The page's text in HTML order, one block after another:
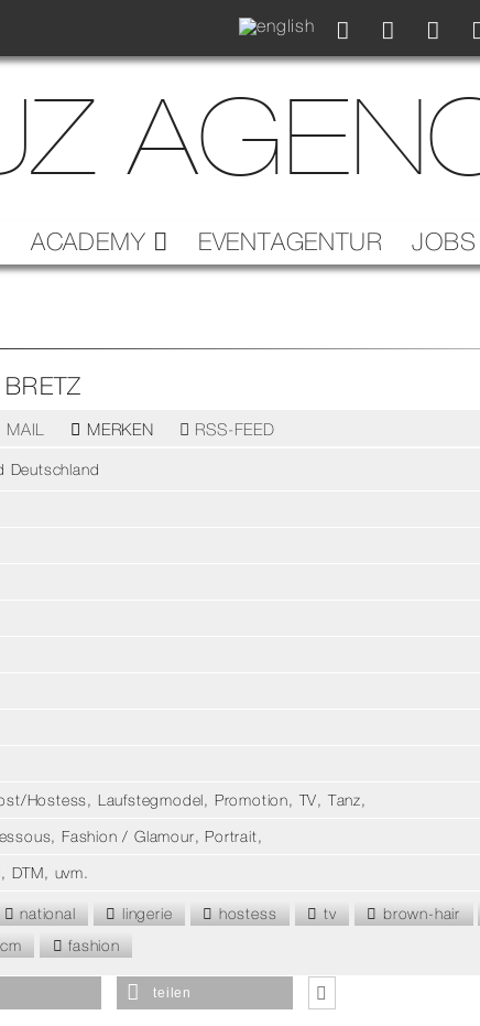
ACADEMY EVENTAGENTUR JOBS
MAIL MERKEN RSS-FEED
Deutschland
Hostess, Laufstegmodel, Promotion, TV, Tanz,
Fashion / Glamour, Portrait,
DTM, uvm.
national lingerie hostess tv brown-hair
fashion
teilen